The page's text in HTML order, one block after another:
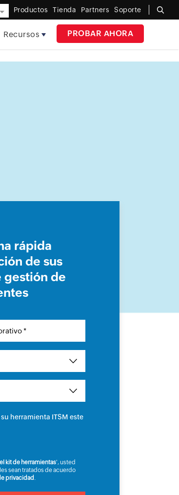
Productos Tienda Partners Soporte
PROBAR AHORA
Recursos
rápida
de sus
gestión de
herramienta ITSM este
kit de herramientas', usted
sean tratados de acuerdo
privacidad.